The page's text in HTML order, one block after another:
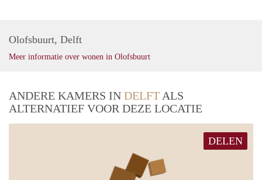
Olofsbuurt, Delft
Meer informatie over wonen in Olofsbuurt
ANDERE KAMERS IN DELFT ALS
ALTERNATIEF VOOR DEZE LOCATIE
DELEN